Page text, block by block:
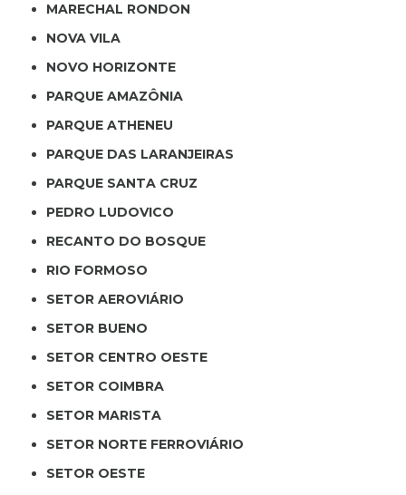
MARECHAL RONDON
NOVA VILA
NOVO HORIZONTE
PARQUE AMAZÔNIA
PARQUE ATHENEU
PARQUE DAS LARANJEIRAS
PARQUE SANTA CRUZ
PEDRO LUDOVICO
RECANTO DO BOSQUE
RIO FORMOSO
SETOR AEROVIÁRIO
SETOR BUENO
SETOR CENTRO OESTE
SETOR COIMBRA
SETOR MARISTA
SETOR NORTE FERROVIÁRIO
SETOR OESTE